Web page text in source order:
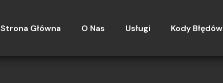
Strona Główna O Nas Usługi Kody Błędów